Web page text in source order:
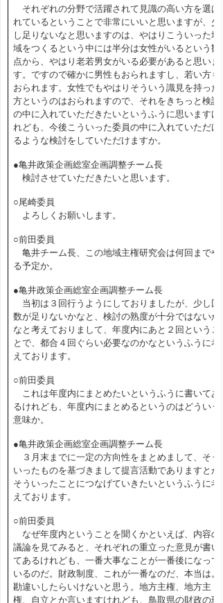
それぞれの分野で活躍されて見識の高い方を選ば
れているということで非常にいいと思いますが、少
し足りないなと思いますのは、やはりこういった地
域をつくるという中には半分は女性がいるという観
点から、やはり老若男女がいる必要があると思いま
す。ですので確かに男性もおられますし、若い方も
おられます。女性でもやはりそういう識見を持った
方というのはおられますので、それをきちっと検討
の中に入れていただきたいというふうに思いますけ
れども、今後こういった委員の中に入れていただけ
るような検討をしていただけますか。
●亀井政策企画総室企画調整チーム長
検討させていただきたいと思います。
○尾崎委員
よろしくお願いします。
○前田委員
亀井チーム長、この地域主権研究会は何回までや
る予定か。
●亀井政策企画総室企画調整チーム長
当初は３回行うようにしておりましたが、少し回
数が足りないかなと、検討の熟度が十分ではないか
なと考えておりまして、年度内にあと２回というこ
とで、都合４回ぐらい必要なのかなというふうに考
えております。
○前田委員
これは年度内にまとめたいというふうに書いてあ
るけれども、年度内にまとめるというのはどういう
意味か。
●亀井政策企画総室企画調整チーム長
３月末までに一定の方向性をまとめまして、そう
いったものを基づきまして提言活動でありますとか
そういったことにつなげていきたいというふうに考
えております。
○前田委員
なぜ年度内ということを聞くかといえば、内容の
議論を見てみると、それぞれの重立った意見が書い
てあるけれども、一番大事なことが一番後になって
いるのだ。財政制度、これが一番なのだ、本当は。
勘違いしたらいけないと思う。地方主権、地方主
権、自立とか言いますけれども、鳥取県の財政の現